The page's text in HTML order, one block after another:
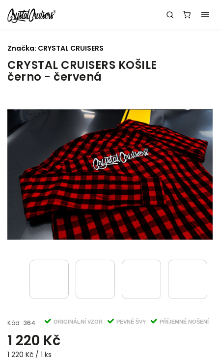
CRYSTAL CRUISERS KOŠILE
černo - červená
Kód: 364 ORIGINÁLNÍ VZOR PEVNÉ ŠVY PŘÍJEMNÉ NOŠENÍ
1 220 Kč
1 220 Kč / 1 ks
Značka: CRYSTAL CRUISERS